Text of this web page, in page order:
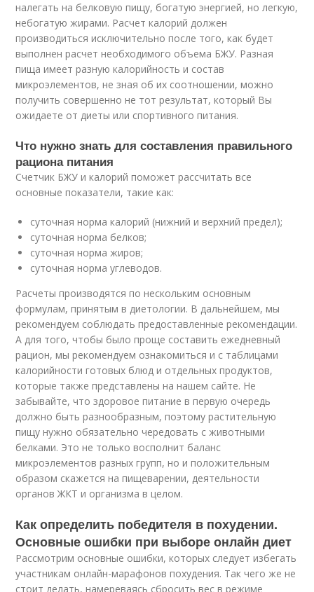
налегать на белковую пищу, богатую энергией, но легкую,
небогатую жирами. Расчет калорий должен
производиться исключительно после того, как будет
выполнен расчет необходимого объема БЖУ. Разная
пища имеет разную калорийность и состав
микроэлементов, не зная об их соотношении, можно
получить совершенно не тот результат, который Вы
ожидаете от диеты или спортивного питания.
Что нужно знать для составления правильного
рациона питания
Счетчик БЖУ и калорий поможет рассчитать все
основные показатели, такие как:
суточная норма калорий (нижний и верхний предел);
суточная норма белков;
суточная норма жиров;
суточная норма углеводов.
Расчеты производятся по нескольким основным
формулам, принятым в диетологии. В дальнейшем, мы
рекомендуем соблюдать предоставленные рекомендации.
А для того, чтобы было проще составить ежедневный
рацион, мы рекомендуем ознакомиться и с таблицами
калорийности готовых блюд и отдельных продуктов,
которые также представлены на нашем сайте. Не
забывайте, что здоровое питание в первую очередь
должно быть разнообразным, поэтому растительную
пищу нужно обязательно чередовать с животными
белками. Это не только восполнит баланс
микроэлементов разных групп, но и положительным
образом скажется на пищеварении, деятельности
органов ЖКТ и организма в целом.
Как определить победителя в похудении.
Основные ошибки при выборе онлайн диет
Рассмотрим основные ошибки, которых следует избегать
участникам онлайн-марафонов похудения. Так чего же не
стоит делать, намереваясь сбросить вес в режиме